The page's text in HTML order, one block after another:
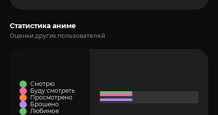
Статистика аниме
Оценки других пользователей
Смотрю
Буду смотреть
Просмотрено
Брошено
Любимое